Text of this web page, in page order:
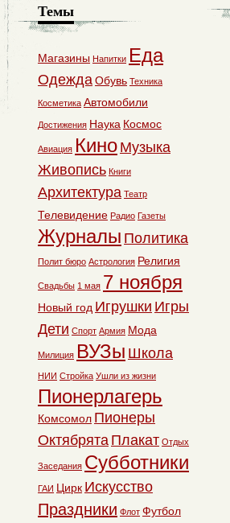
Темы
Магазины Напитки Еда
ОдеждаОбувь Техника
Косметика Автомобили
Достижения Наука Космос
Авиация Кино Музыка
Живопись Книги
Архитектура Театр
Телевидение Радио Газеты
Журналы Политика
Полит бюро Астрология Религия
Свадьбы 1 мая 7 ноября
Новый год Игрушки Игры
Дети Спорт Армия Мода
Милиция ВУЗы Школа
НИИ Стройка Ушли из жизни
Пионерлагерь
Комсомол Пионеры
Октябрята Плакат Отдых
Заседания Субботники
ГАИ Цирк Искусство
Праздники Флот Футбол